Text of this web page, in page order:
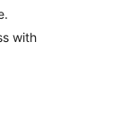
with